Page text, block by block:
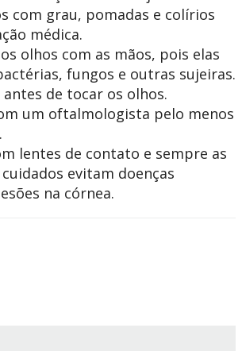
com grau, pomadas e colírios
médica.
olhos com as mãos, pois elas
fungos e outras sujeiras.
antes de tocar os olhos.
um oftalmologista pelo menos
lentes de contato e sempre as
cuidados evitam doenças
na córnea.